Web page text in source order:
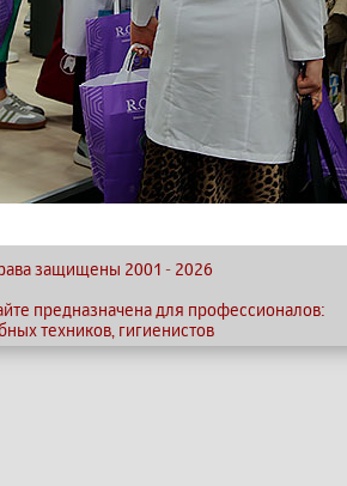
защищены 2001 - 2026
предназначена для профессионалов:
техников, гигиенистов